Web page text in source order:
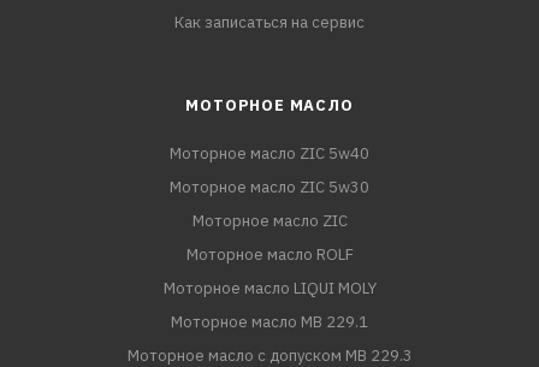
Как записаться на сервис
МОТОРНОЕ МАСЛО
Моторное масло ZIC 5w40
Моторное масло ZIC 5w30
Моторное масло ZIC
Моторное масло ROLF
Моторное масло LIQUI MOLY
Моторное масло MB 229.1
Моторное масло с допуском MB 229.3